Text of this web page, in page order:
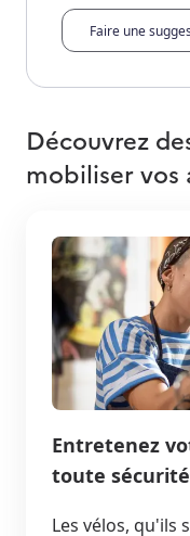
Faire une
Découvrez
mobiliser vos
Entretenez
toute sécurité
Les vélos, qu'ils